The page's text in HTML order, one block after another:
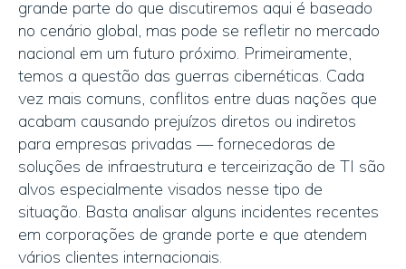
grande parte do que discutiremos aqui é baseado
no cenário global, mas pode se refletir no mercado
nacional em um futuro próximo. Primeiramente,
temos a questão das guerras cibernéticas. Cada
vez mais comuns, conflitos entre duas nações que
acabam causando prejuízos diretos ou indiretos
para empresas privadas — fornecedoras de
soluções de infraestrutura e terceirização de TI são
alvos especialmente visados nesse tipo de
situação. Basta analisar alguns incidentes recentes
em corporações de grande porte e que atendem
vários clientes internacionais.